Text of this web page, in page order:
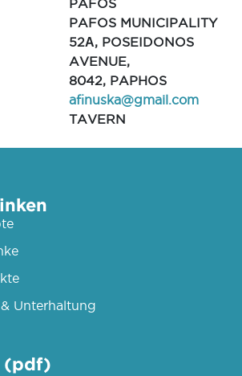
PAFOS
PAFOS MUNICIPALITY
52Α, POSEIDONOS
AVENUE,
8042, PAPHOS
afinuska@gmail.com
TAVERN
Unterhaltung
(pdf)